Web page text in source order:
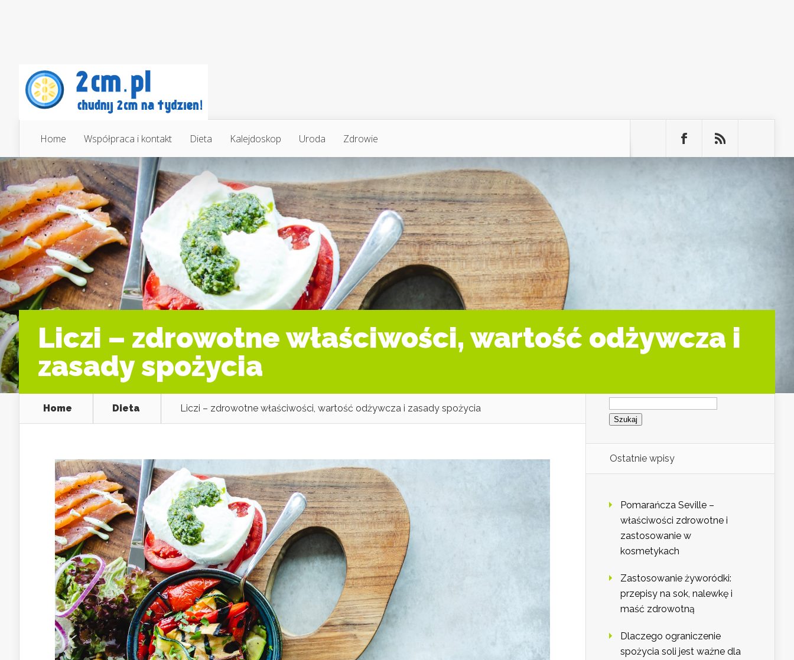
Home Współpraca i kontakt Dieta Kalejdoskop Uroda Zdrowie
Liczi – zdrowotne właściwości, wartość odżywcza i
zasady spożycia
Home Dieta Liczi – zdrowotne właściwości, wartość odżywcza i zasady spożycia
Szukaj:
Ostatnie wpisy
Pomarańcza Seville –
właściwości zdrowotne i
zastosowanie w
kosmetykach
Zastosowanie żyworódki:
przepisy na sok, nalewkę i
maść zdrowotną
Dlaczego ograniczenie
spożycia soli jest ważne dla